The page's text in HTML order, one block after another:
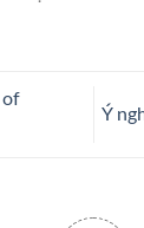
of
Ý